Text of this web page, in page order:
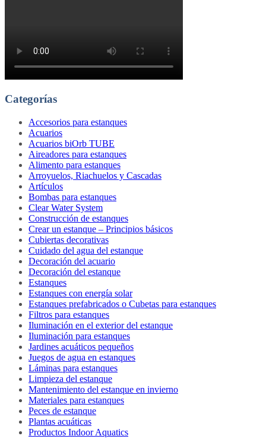
Categorías
Accesorios para estanques
Acuarios
Acuarios biOrb TUBE
Aireadores para estanques
Alimento para estanques
Arroyuelos, Riachuelos y Cascadas
Artículos
Bombas para estanques
Clear Water System
Construcción de estanques
Crear un estanque – Principios básicos
Cubiertas decorativas
Cuidado del agua del estanque
Decoración del acuario
Decoración del estanque
Estanques
Estanques con energía solar
Estanques prefabricados o Cubetas para estanques
Filtros para estanques
Iluminación en el exterior del estanque
Iluminación para estanques
Jardines acuáticos pequeños
Juegos de agua en estanques
Láminas para estanques
Limpieza del estanque
Mantenimiento del estanque en invierno
Materiales para estanques
Peces de estanque
Plantas acuáticas
Productos Indoor Aquatics